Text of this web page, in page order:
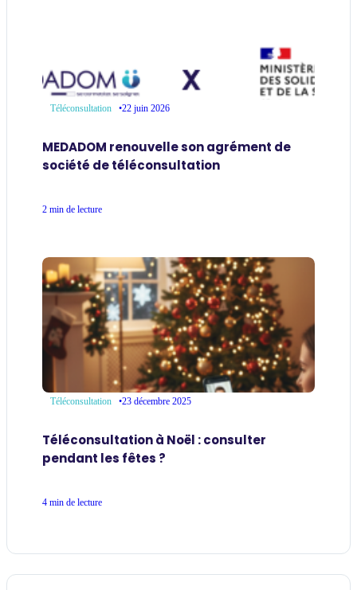
Téléconsultation •22 juin 2026
MEDADOM renouvelle son agrément de
société de téléconsultation
2 min de lecture
Téléconsultation •23 décembre 2025
Téléconsultation à Noël : consulter
pendant les fêtes ?
4 min de lecture